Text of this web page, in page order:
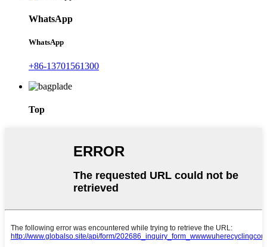
WhatsApp
WhatsApp
+86-13701561300
Top